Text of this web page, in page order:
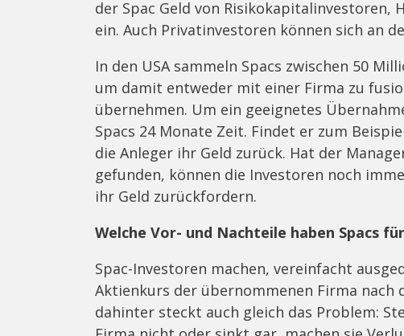
der Spac Geld von Risikokapitalinvestoren,
ein. Auch Privatinvestoren können sich an
In den USA sammeln Spacs zwischen 50
um damit entweder mit einer Firma zu
übernehmen. Um ein geeignetes
Spacs 24 Monate Zeit. Findet er zum
die Anleger ihr Geld zurück. Hat der
gefunden, können die Investoren noch
ihr Geld zurückfordern.
Welche Vor- und Nachteile haben Spacs
Spac-Investoren machen, vereinfacht
Aktienkurs der übernommenen Firma nach
dahinter steckt auch gleich das Problem: